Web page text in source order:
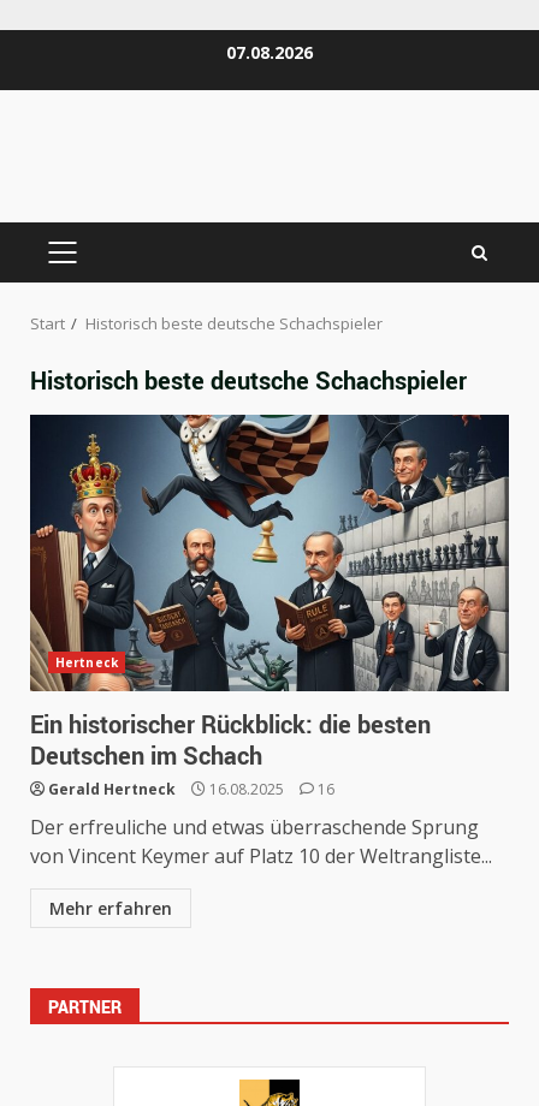
07.08.2026
PRIMÄRES
Start Historisch beste deutsche Schachspieler
Historisch beste deutsche Schachspieler
Hertneck
Ein historischer Rückblick: die besten
Deutschen im Schach
Gerald Hertneck 16.08.2025 16
Der erfreuliche und etwas überraschende Sprung
von Vincent Keymer auf Platz 10 der Weltrangliste...
Mehr erfahren
PARTNER